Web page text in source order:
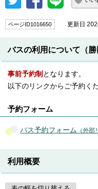
ページID1016650 更新日
バスの利用について（勝
事前予約制 となります。
以下のリンクからご予約く
予約フォーム
バス予約フォーム （外部
利用概要